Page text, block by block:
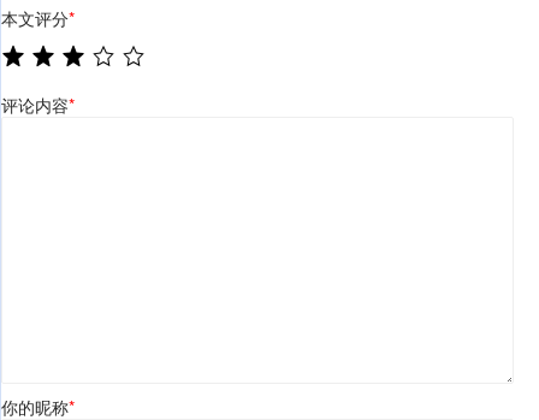
本文评分*
评论内容*
你的昵称*